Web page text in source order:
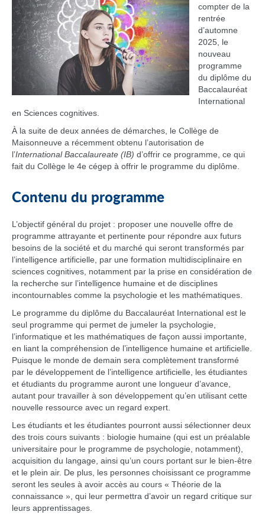
compter de la
rentrée
d’automne
2025, le
nouveau
programme
du diplôme du
Baccalauréat
International
en Sciences cognitives.
À la suite de deux années de démarches, le Collège de
Maisonneuve a récemment obtenu l’autorisation de
l’International Baccalaureate (IB) d’offrir ce programme, ce qui
fait du Collège le 4e cégep à offrir le programme du diplôme.
Contenu du programme
L’objectif général du projet : proposer une nouvelle offre de
programme attrayante et pertinente pour répondre aux futurs
besoins de la société et du marché qui seront transformés par
l’intelligence artificielle, par une formation multidisciplinaire en
sciences cognitives, notamment par la prise en considération de
la recherche sur l’intelligence humaine et de disciplines
incontournables comme la psychologie et les mathématiques.
Le programme du diplôme du Baccalauréat International est le
seul programme qui permet de jumeler la psychologie,
l’informatique et les mathématiques de façon aussi importante,
en liant la compréhension de l’intelligence humaine et artificielle.
Puisque le monde de demain sera complètement transformé
par le développement de l’intelligence artificielle, les étudiantes
et étudiants du programme auront une longueur d’avance,
autant pour travailler à son développement qu’en utilisant cette
nouvelle ressource avec un regard expert.
Les étudiants et les étudiantes pourront aussi sélectionner deux
des trois cours suivants : biologie humaine (qui est un préalable
universitaire pour le programme de psychologie, notamment),
acquisition du langage, ainsi qu’un cours portant sur le bien-être
et le plein air. De plus, les personnes choisissant ce programme
seront les seules à avoir accès au cours « Théorie de la
connaissance », qui leur permettra d’avoir un regard critique sur
leurs apprentissages.